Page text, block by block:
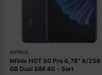
INFINIX
Infinix HOT 50 Pro 6,78" 8/256
GB Dual SIM 4G - Sort